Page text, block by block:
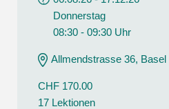
Donnerstag
08:30 - 09:30 Uhr
Allmendstrasse 36, Basel
CHF 170.00
17 Lektionen